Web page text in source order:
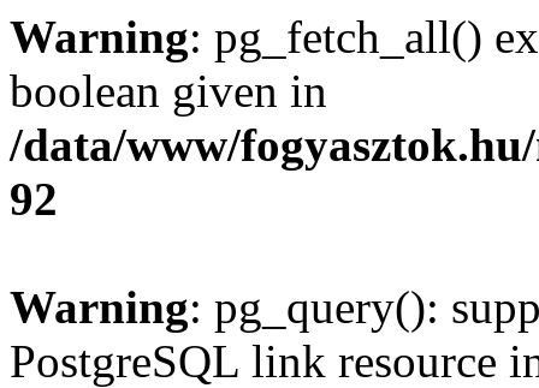
Warning: pg_fetch_all()
boolean given in
/data/www/
92
Warning: pg_query():
PostgreSQL link resource